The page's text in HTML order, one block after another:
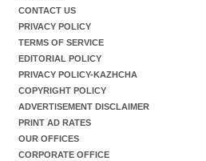
CONTACT US
PRIVACY POLICY
TERMS OF SERVICE
EDITORIAL POLICY
PRIVACY POLICY-KAZHCHA
COPYRIGHT POLICY
ADVERTISEMENT DISCLAIMER
PRINT AD RATES
OUR OFFICES
CORPORATE OFFICE